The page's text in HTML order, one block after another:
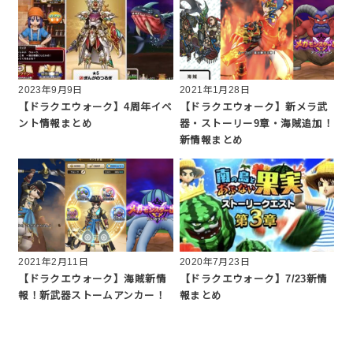
2023年9月9日
【ドラクエウォーク】4周年イベ
ント情報まとめ
2021年1月28日
【ドラクエウォーク】新メラ武
器・ストーリー9章・海賊追加！
新情報まとめ
2021年2月11日
【ドラクエウォーク】海賊新情
報！新武器ストームアンカー！
2020年7月23日
【ドラクエウォーク】7/23新情
報まとめ